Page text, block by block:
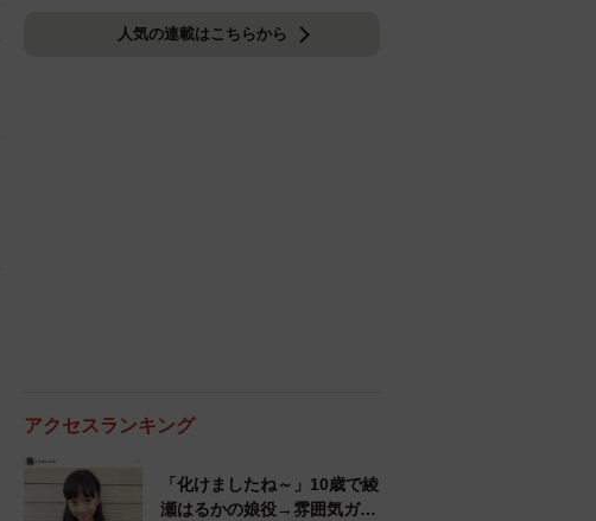
人気の連載はこちらから
アクセスランキング
「化けましたね～」10歳で綾
瀬はるかの娘役→雰囲気ガラ